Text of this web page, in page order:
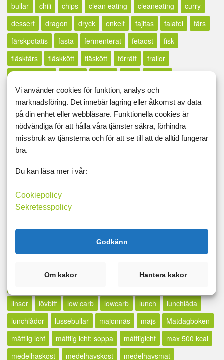
bullar
chili chips clean eating cleaneating
curry
dessert
dragon dryck enkelt fajitas falafel
färs
färskpotatis
fasta fermenterat fetaost
fisk
fläskfärs
fläskkött fläskött förrätt
frallor
frukosttips
getost GI glass glutenfri
glutenfritt
godis gorgonzola gratäng
grillat
grönsaker
grönsaksmos gröt gryta
halloumi
hälsa
hamburgare
kickstart
kikärtor
kräftskiva
kycklingsoppa
linser
lövbiff low carb lowcarb lunch
lunchlåda
lunchlådor
lussebullar majonnäs majs
Matdagboken
måttlig lchf
måttlig lchf; soppa måttliglchf
max 500 kcal
medelhaskost
medelhavskost
medelhavsmat
Vi använder cookies för funktion, analys och
marknadsföring. Det innebär lagring eller åtkomst av data
på din enhet eller webbläsare. Funktionella cookies är
nödvändiga för att hålla våra tjänster säkra, förhindra
missbruk av tjänsterna och för att se till att de alltid fungerar
bra.
Du kan läsa mer i vår:
Cookiepolicy
Sekretesspolicy
Godkänn
Om kakor Hantera kakor